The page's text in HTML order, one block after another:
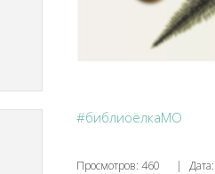
#библиоёлкаМО
Просмотров: 460 | Дата: